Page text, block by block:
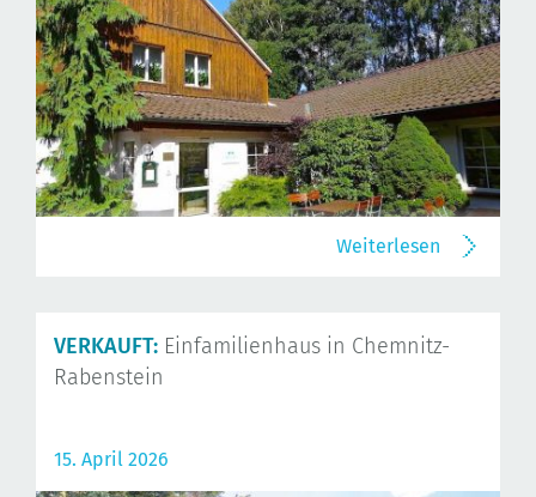
Weiterlesen
VERKAUFT: Einfamilienhaus in Chemnitz-
Rabenstein
15. April 2026